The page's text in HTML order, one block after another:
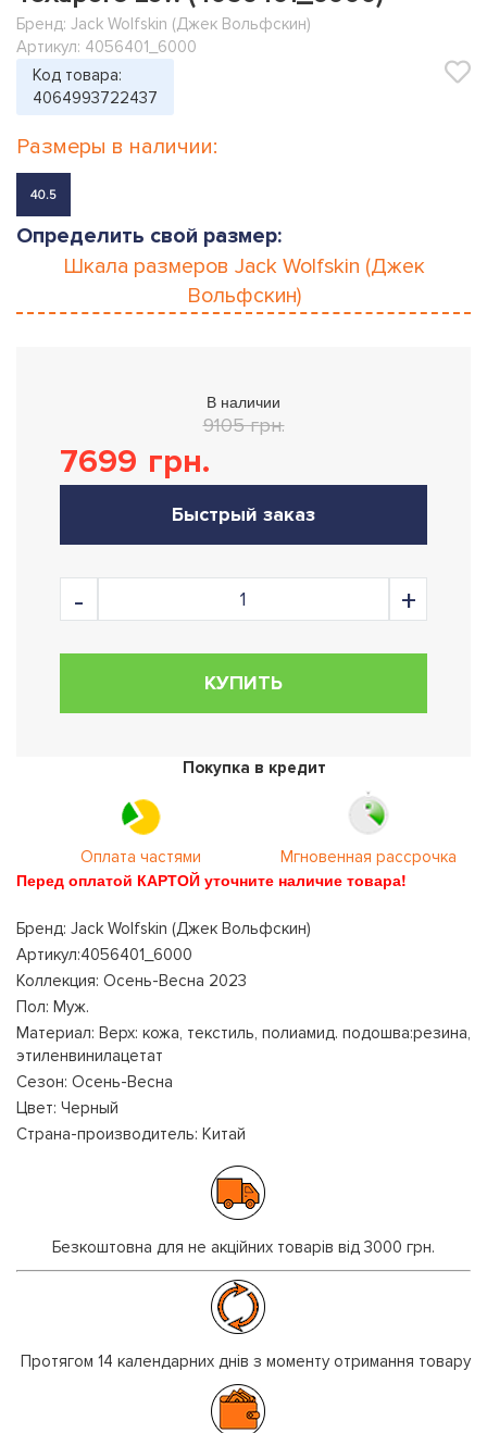
Бренд: Jack Wolfskin (Джек Вольфскин)
Артикул: 4056401_6000
Код товара:
4064993722437
Размеры в наличии:
40.5
Определить свой размер:
Шкала размеров Jack Wolfskin (Джек
Вольфскин)
В наличии
9105 грн.
7699 грн.
Быстрый заказ
КУПИТЬ
Покупка в кредит
Оплата частями Мгновенная рассрочка
Перед оплатой КАРТОЙ уточните наличие товара!
Бренд: Jack Wolfskin (Джек Вольфскин)
Артикул:4056401_6000
Коллекция: Осень-Весна 2023
Пол: Муж.
Материал: Верх: кожа, текстиль, полиамид. подошва:резина,
этиленвинилацетат
Сезон: Осень-Весна
Цвет: Черный
Страна-производитель: Китай
Безкоштовна для не акційних товарів від 3000 грн.
Протягом 14 календарних днів з моменту отримання товару